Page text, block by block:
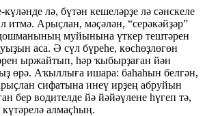
лә, бүтән кешеләрҙе лә сәнскеле
итмә. Арыҫлан, мәҫәлән, “серәкәйҙәр”
муйынына үткер тештәрен
аса. Ә сүл бүреһе, көсһөҙлөгөн
ыржайтып, һәр ҡыбырҙаған йән
өрә. Аҡыллыға ишара: баһаһын белгән,
сифатына инеү ирҙең абруйын
бер водителде йә йәйәүлене һүгеп тә,
алмаҫһың.